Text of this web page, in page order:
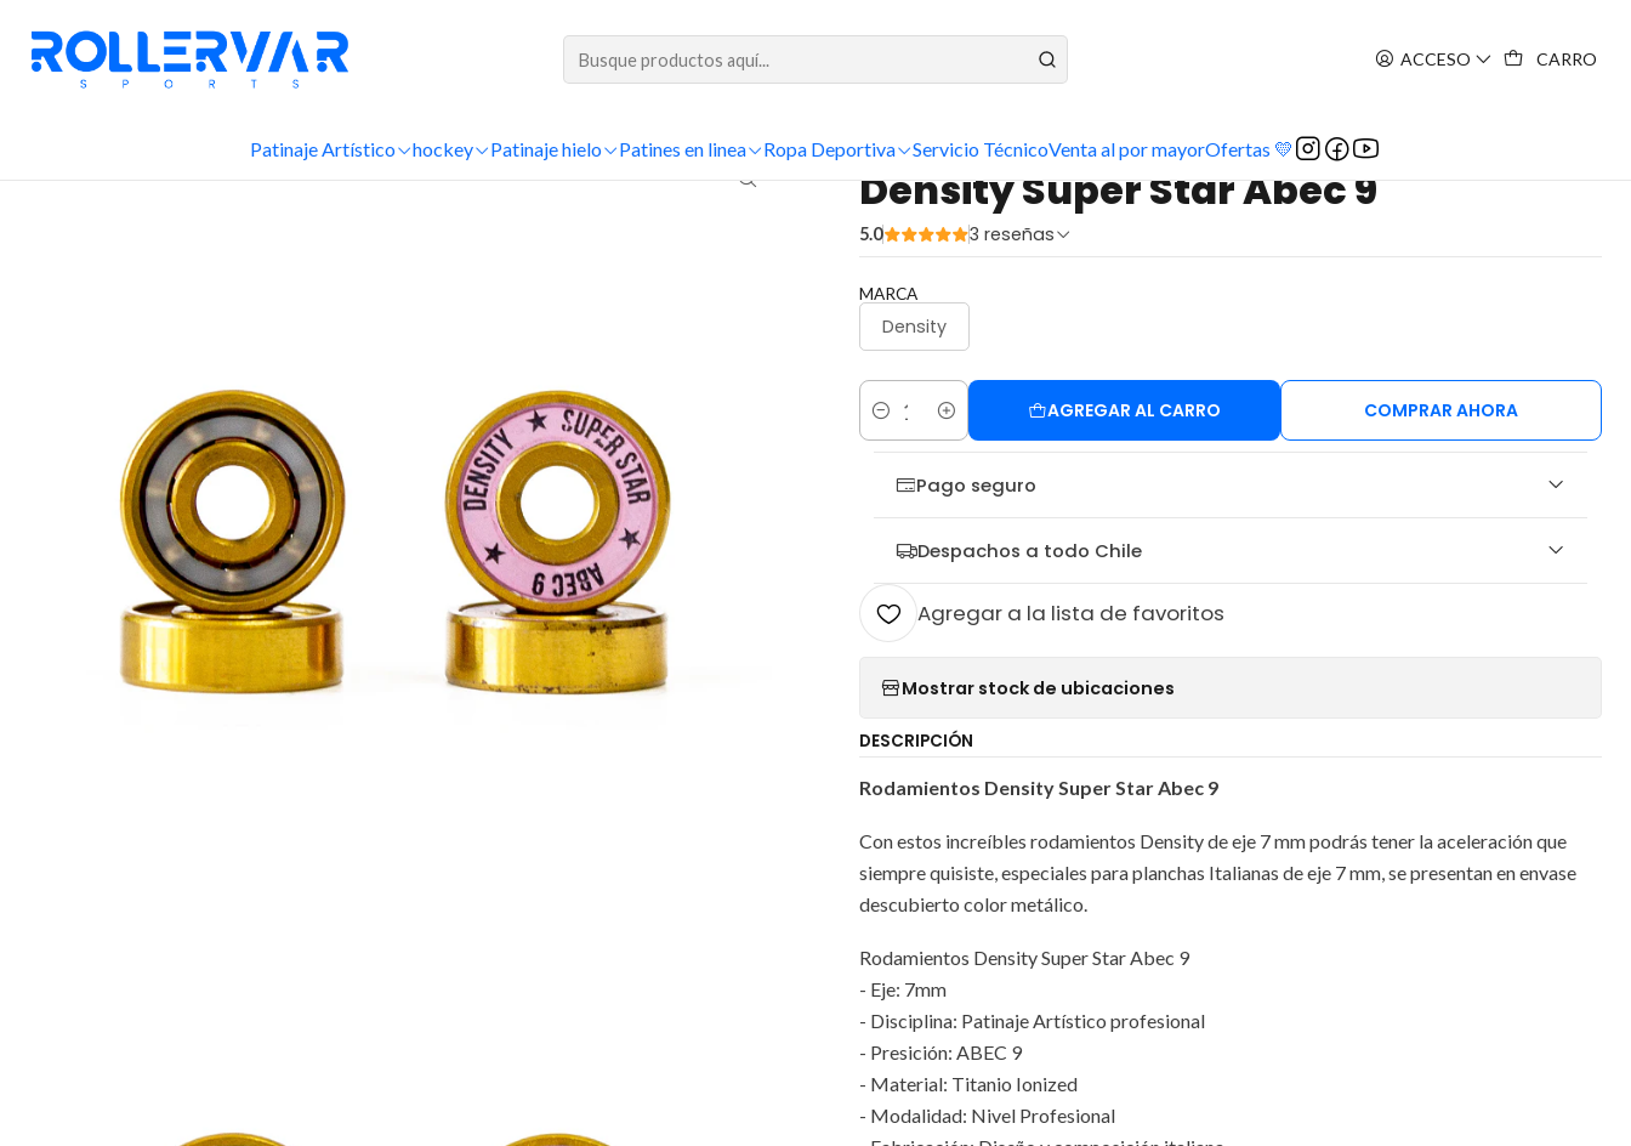
ACCESO CARRO
Patinaje Artístico hockey Patinaje hielo Patines en linea Ropa Deportiva Servicio TécnicoVenta al por mayorOfertas 💛
Density Super Star Abec 9
|
Density Super Star Abec 9
5.0 3 reseñas
MARCA
Density
Cantidad
AGREGAR AL CARRO COMPRAR AHORA
Pago seguro
Despachos a todo Chile
Agregar a la lista de favoritos
Mostrar stock de ubicaciones
DESCRIPCIÓN
Rodamientos Density Super Star Abec 9
Con estos increíbles rodamientos Density de eje 7 mm podrás tener la aceleración que
siempre quisiste, especiales para planchas Italianas de eje 7 mm, se presentan en envase
descubierto color metálico.
Rodamientos Density Super Star Abec 9
- Eje: 7mm
- Disciplina: Patinaje Artístico profesional
- Presición: ABEC 9
- Material: Titanio Ionized
- Modalidad: Nivel Profesional